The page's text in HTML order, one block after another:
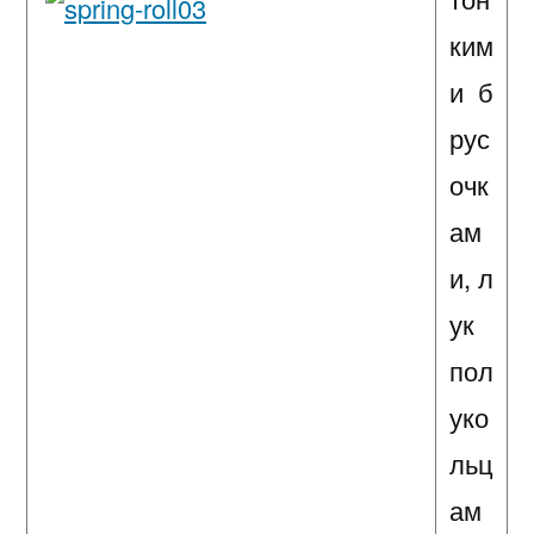
ким
и б
рус
очк
ам
и, л
ук
пол
уко
льц
ам